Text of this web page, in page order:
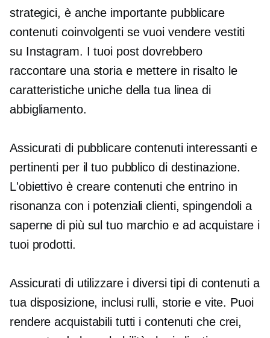
strategici, è anche importante pubblicare
contenuti coinvolgenti se vuoi vendere vestiti
su Instagram. I tuoi post dovrebbero
raccontare una storia e mettere in risalto le
caratteristiche uniche della tua linea di
abbigliamento.
Assicurati di pubblicare contenuti interessanti e
pertinenti per il tuo pubblico di destinazione.
L'obiettivo è creare contenuti che entrino in
risonanza con i potenziali clienti, spingendoli a
saperne di più sul tuo marchio e ad acquistare i
tuoi prodotti.
Assicurati di utilizzare i diversi tipi di contenuti a
tua disposizione, inclusi rulli, storie e vite. Puoi
rendere acquistabili tutti i contenuti che crei,